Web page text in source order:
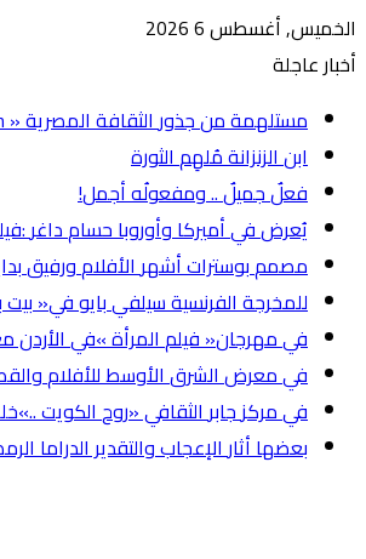
الخميس, أغسطس 6 2026
أخبار عاجلة
مستلهمة‭ ‬من‭ ‬جذور‭ ‬الثقافة‭ ‬المصرية ‏Okhtein‭ ‬‮«‬أختين‮»‬‭.. ‬ حين‭ ‬تتحوّل‭ ‬الحقيبة‭ ‬إلى‭ ‬حكاية‭.. ‬والمجوهرات‭ ‬إلى‭ ‬ذاكرة
ابن‭ ‬الزنزانة‭ ‬مُلهِم‭ ‬الثورة
فعلٌ‭ ‬جميلٌ‭.. ‬ ومفعولُه‭ ‬أجمل‭!‬
يُعرض‭ ‬في‭ ‬أميركا‭ ‬وأوروبا حسام‭ ‬داغر‭: ‬فيلمي‭ ‬‮«‬40‭ ‬يوم‮»‬‭ ‬خطوة‭ ‬نحو‭ ‬العالمية
مصمم‭ ‬بوسترات‭ ‬أشهر‭ ‬الأفلام‭ ‬ورفيق‭ ‬بدايات‭ ‬تامر‭ ‬حسني يوسف‭ ‬عادل‭ ‬يُطلق‭ ‬أولى‭ ‬أغنياته‭ ‬‮«‬من‭ ‬سنين‮»‬
للمخرجة‭ ‬الفرنسية‭ ‬سيلفي‭ ‬بايو‭ ‬في‭ ‬‮«‬بيت‭ ‬بيروت‮»‬‭ ‬ معرض‭ ‬‮«‬ما‭ ‬بين‭ ‬العوالم‮»‬‭ ‬في‭ ‬الذكرى‭ ‬الخمسين‭ ‬للحرب‭ ‬الأهلية‭ ‬اللبنانية‭ ‬
في‭ ‬مهرجان‭ ‬‮«‬فيلم‭ ‬المرأة‮»‬‭ ‬في‭ ‬الأردن معاناة‭ ‬النساء‭ ‬وكفاحهن‭ ‬بإبداعـات‭ ‬جديـدة‭ ‬مختلفة
في‭ ‬معرض‭ ‬الشرق‭ ‬الأوسط‭ ‬للأفلام‭ ‬والقصص‭ ‬المصورة القصص‭ ‬المصورة‭.. ‬ في‭ ‬الكتب‭ ‬والسينما‭.. ‬عشق‭ ‬دائم
في‭ ‬مركز‭ ‬جابر‭ ‬الثقافي ‮«‬روح‭ ‬الكويت‮»‬‭..‬‭ ‬خلطة‭ ‬موسيقية‭ ‬أوركسترالية‭ ‬كويتية‭ ‬غربية
بعضها‭ ‬أثار‭ ‬الإعجاب‭ ‬والتقدير الدراما‭ ‬الرمضانية‭.. ‬قضايا‭ ‬حساسة‭ ‬وسقوط‭ ‬الكبار‭ ‬في‭ ‬العنف‭!‬